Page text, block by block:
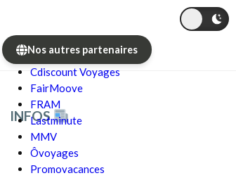
Nos autres partenaires
Cdiscount Voyages
FairMoove
FRAM
Lastminute
MMV
Ôvoyages
Promovacances
INFOS